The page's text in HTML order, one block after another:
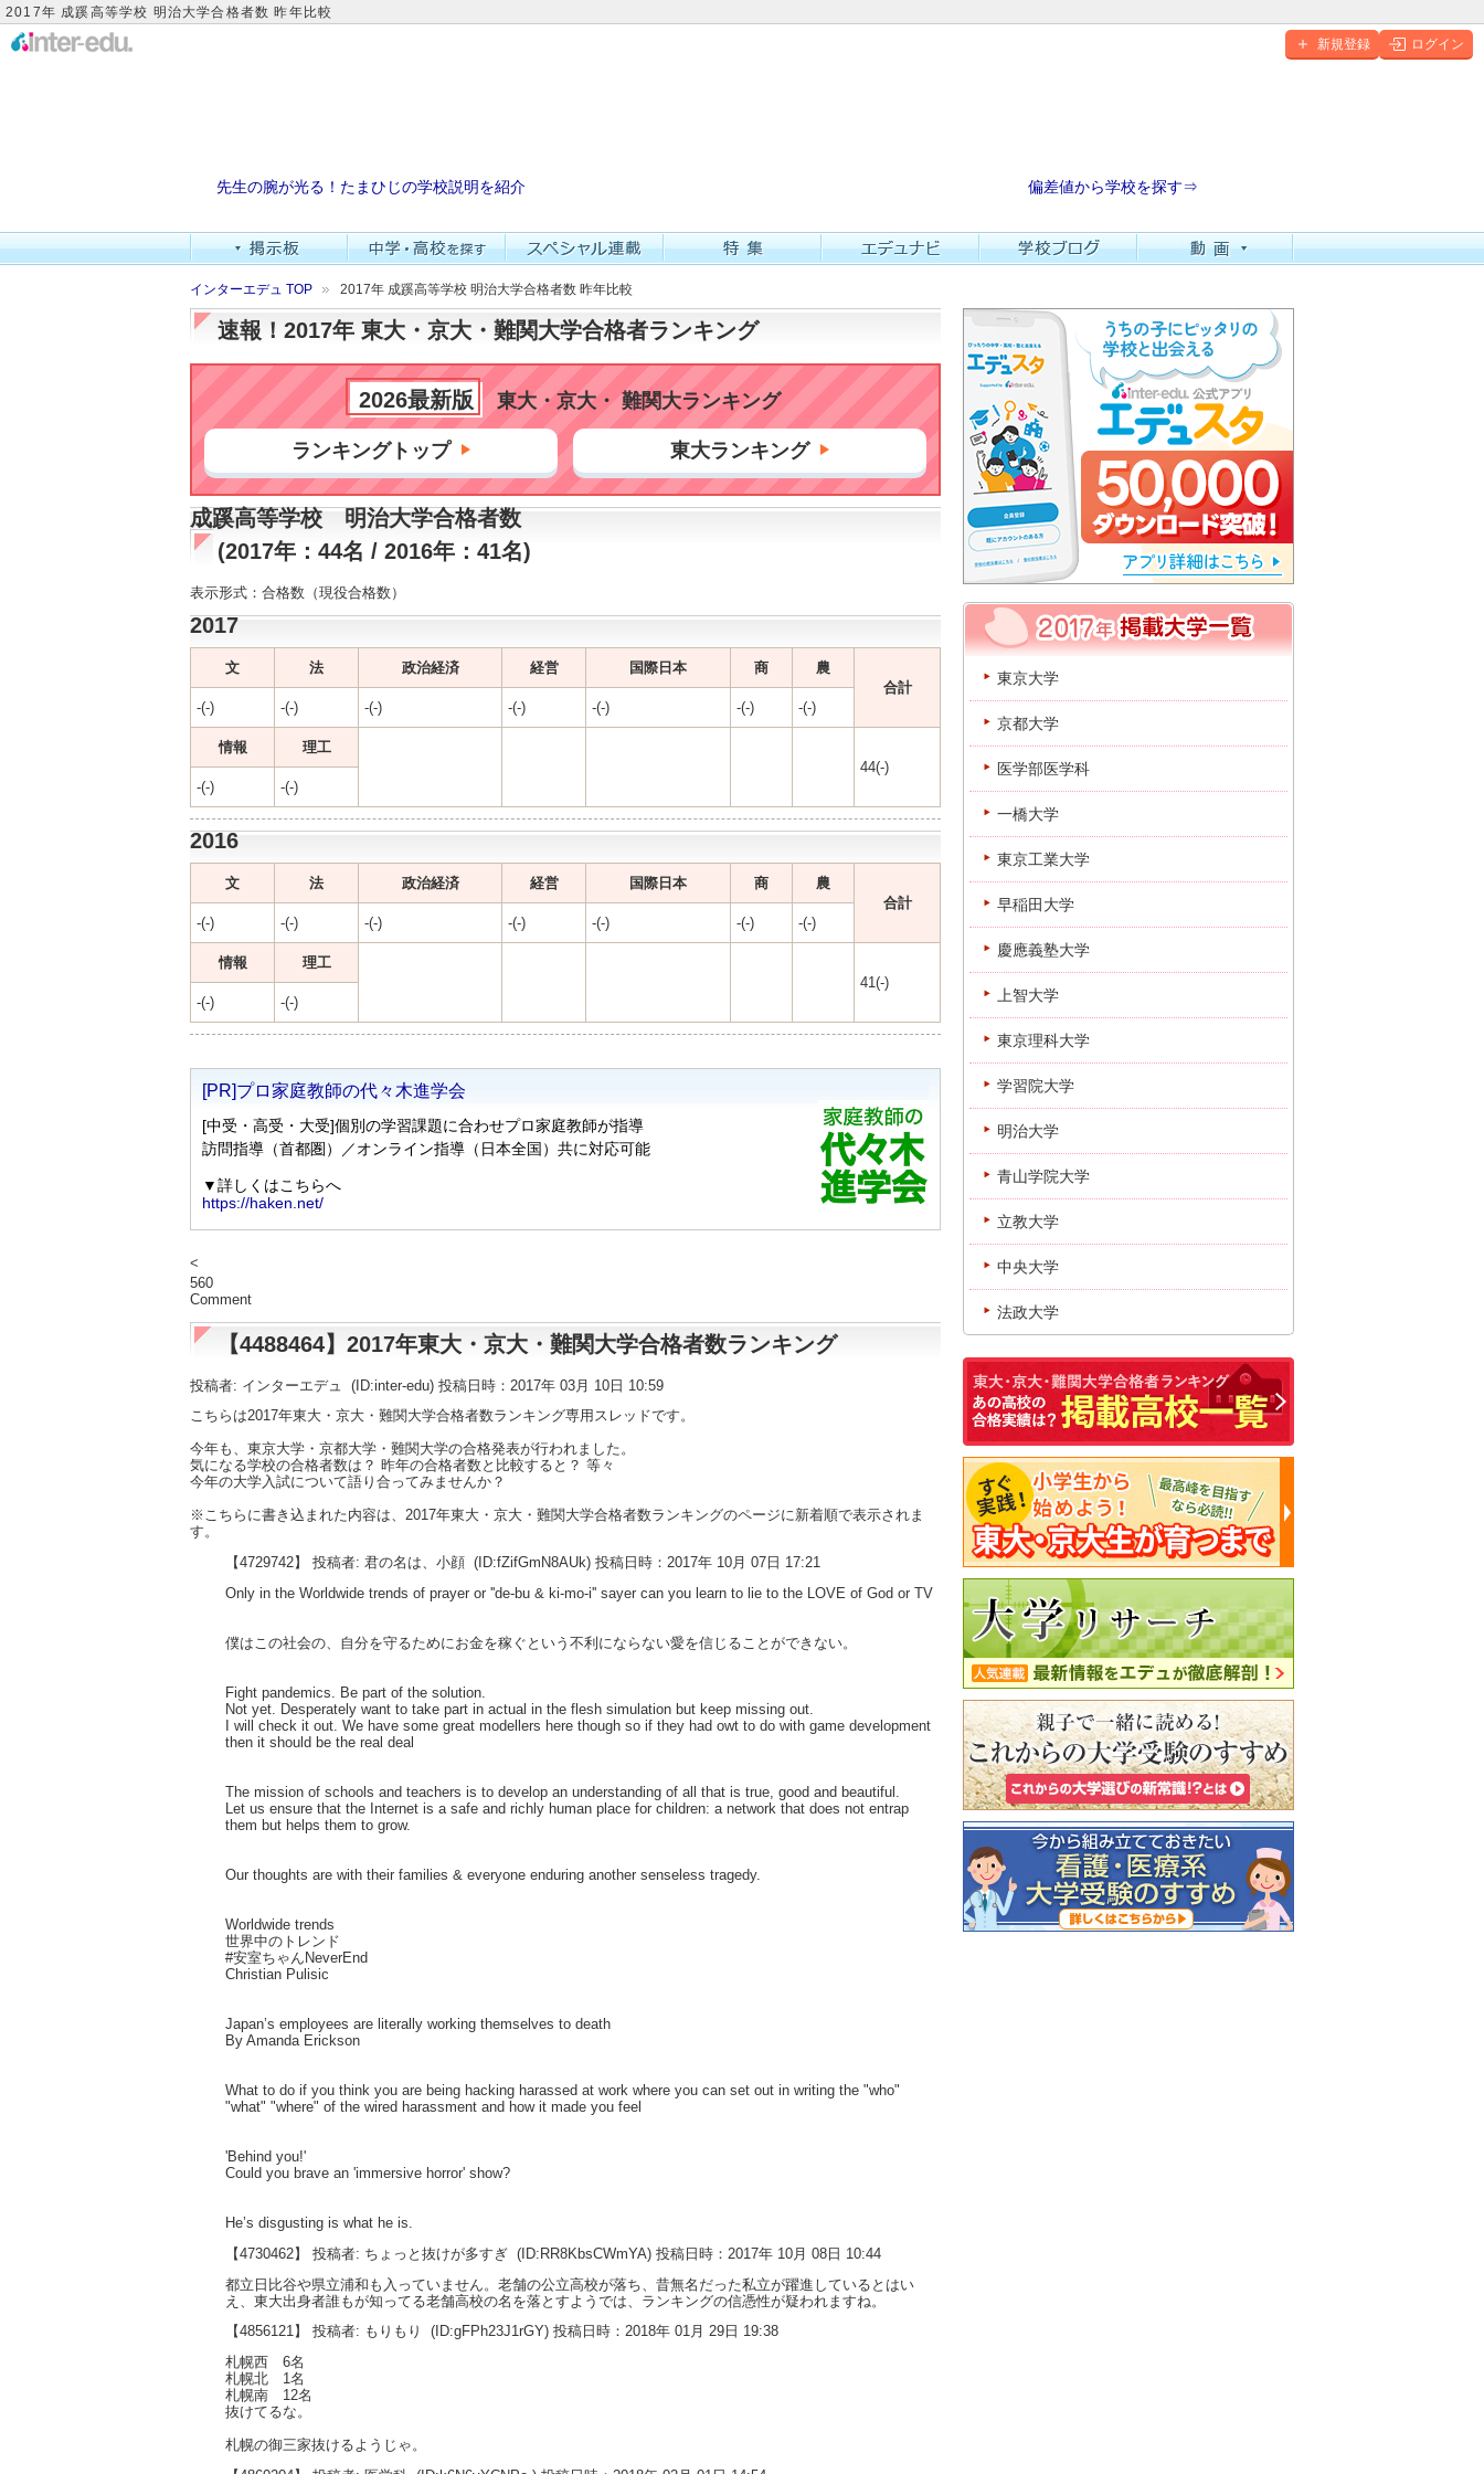
2017年 成蹊高等学校 明治大学合格者数 昨年比較
新規登録 ログイン
先生の腕が光る！たまひじの学校説明を紹介 偏差値から学校を探す⇒
インターエデュ TOP 2017年 成蹊高等学校 明治大学合格者数 昨年比較
速報！2017年 東大・京大・難関大学合格者ランキング
2026最新版 東大・京大・ 難関大ランキング
ランキングトップ 東大ランキング
成蹊高等学校 明治大学合格者数
(2017年：44名 / 2016年：41名)
表示形式：合格数（現役合格数）
2017
文 法 政治経済 経営 国際日本 商
農
合計
-(-)
-(-) -(-) -(-) -(-) -(-) -(-)
情報
理工
44(-)
-(-)
-(-)
2016
文 法 政治経済 経営 国際日本 商
農
合計
-(-)
-(-) -(-) -(-) -(-) -(-) -(-)
情報
理工
41(-)
-(-)
-(-)
<
560
Comment
【4488464】2017年東大・京大・難関大学合格者数ランキング
投稿者: インターエデュ
(ID:inter-edu) 投稿日時：2017年 03月 10日 10:59
こちらは2017年東大・京大・難関大学合格者数ランキング専用スレッドです。
今年も、東京大学・京都大学・難関大学の合格発表が行われました。
気になる学校の合格者数は？ 昨年の合格者数と比較すると？ 等々
今年の大学入試について語り合ってみませんか？
※こちらに書き込まれた内容は、2017年東大・京大・難関大学合格者数ランキングのページに新着順で表示されま
す。
【4729742】 投稿者: 君の名は、小顔 (ID:fZifGmN8AUk) 投稿日時：2017年 10月 07日 17:21
Only in the Worldwide trends of prayer or ''de-bu & ki-mo-i'' sayer can you learn to lie to the LOVE of God or TV
僕はこの社会の、自分を守るためにお金を稼ぐという不利にならない愛を信じることができない。
Fight pandemics. Be part of the solution.
Not yet. Desperately want to take part in actual in the flesh simulation but keep missing out.
I will check it out. We have some great modellers here though so if they had owt to do with game development
then it should be the real deal
The mission of schools and teachers is to develop an understanding of all that is true, good and beautiful.
Let us ensure that the Internet is a safe and richly human place for children: a network that does not entrap
them but helps them to grow.
Our thoughts are with their families & everyone enduring another senseless tragedy.
Worldwide trends
世界中のトレンド
#安室ちゃんNeverEnd
Christian Pulisic
Japan’s employees are literally working themselves to death
By Amanda Erickson
What to do if you think you are being hacking harassed at work where you can set out in writing the "who"
"what" "where" of the wired harassment and how it made you feel
'Behind you!'
Could you brave an 'immersive horror' show?
He’s disgusting is what he is.
【4730462】 投稿者: ちょっと抜けが多すぎ (ID:RR8KbsCWmYA) 投稿日時：2017年 10月 08日 10:44
都立日比谷や県立浦和も入っていません。老舗の公立高校が落ち、昔無名だった私立が躍進しているとはい
え、東大出身者誰もが知ってる老舗高校の名を落とすようでは、ランキングの信憑性が疑われますね。
【4856121】 投稿者: もりもり
(ID:gFPh23J1rGY) 投稿日時：2018年 01月 29日 19:38
札幌西 6名
札幌北 1名
札幌南 12名
抜けてるな。
札幌の御三家抜けるようじゃ。
東京大学
京都大学
医学部医学科
一橋大学
東京工業大学
早稲田大学
慶應義塾大学
上智大学
東京理科大学
学習院大学
明治大学
青山学院大学
立教大学
中央大学
法政大学